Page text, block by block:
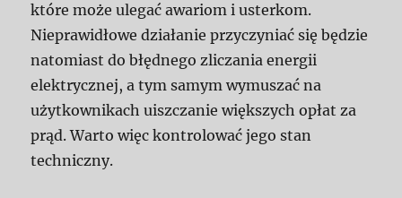
które może ulegać awariom i usterkom.
Nieprawidłowe działanie przyczyniać się będzie
natomiast do błędnego zliczania energii
elektrycznej, a tym samym wymuszać na
użytkownikach uiszczanie większych opłat za
prąd. Warto więc kontrolować jego stan
techniczny.